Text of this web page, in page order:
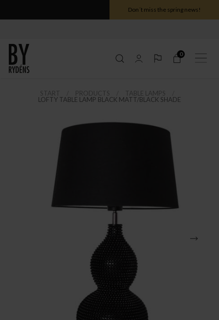
Don´t miss the spring news!
0
START PRODUCTS
TABLE LAMPS
LOFTY TABLE LAMP BLACK MATT/BLACK SHADE